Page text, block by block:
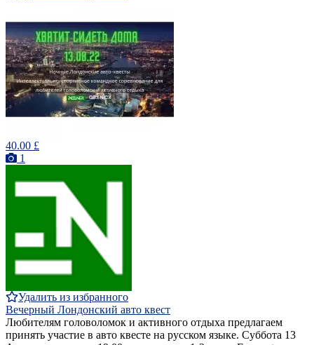
40.00 £
1
Удалить из избранного
Вечерный Лондонский авто квест
Любителям головоломок и активного отдыха предлагаем
принять участие в авто квесте на русском языке. Суббота 13